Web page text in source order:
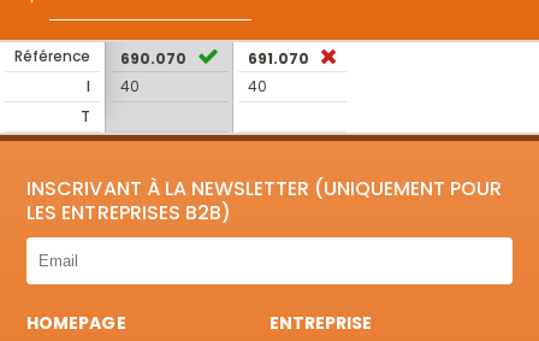
Référence
I
T
690.070
40
691.070
40
INSCRIVANT À LA NEWSLETTER (UNIQUEMENT POUR
LES ENTREPRISES B2B)
HOMEPAGE
ENTREPRISE